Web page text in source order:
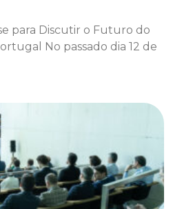
para Discutir o Futuro do
No passado dia 12 de